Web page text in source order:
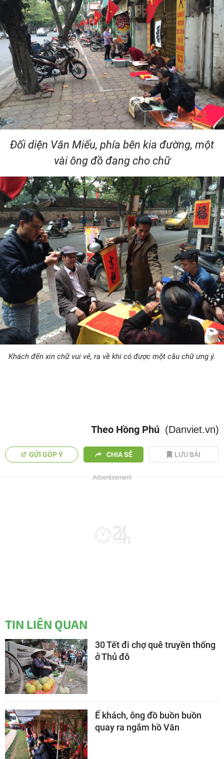
Đối diện Văn Miếu, phía bên kia đường, một
vài ông đồ đang cho chữ
Khách đến xin chữ vui vẻ, ra về khi có được một câu chữ ưng ý.
Theo Hồng Phú (Danviet.vn)
GỬI GÓP Ý CHIA SẺ LƯU BÀI
TIN LIÊN QUAN
30 Tết đi chợ quê truyền thống
ở Thủ đô
Ế khách, ông đồ buồn buồn
quay ra ngắm hồ Văn